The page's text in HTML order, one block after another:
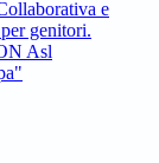
e
genitori.
Asl